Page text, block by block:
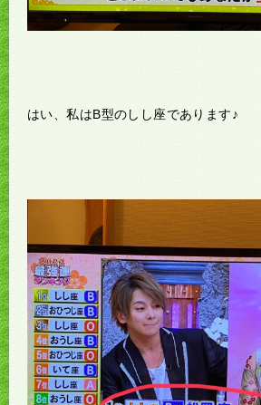
はい、私はB型のしし座であります♪